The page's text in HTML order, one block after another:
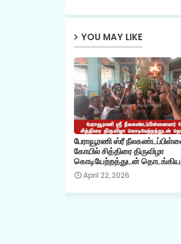
YOU MAY LIKE
பேராவூரணி ஸ்ரீ
கோயில் சித்திரை திருவிழா
கொடியேற்றத்துடன்
April 22, 2026